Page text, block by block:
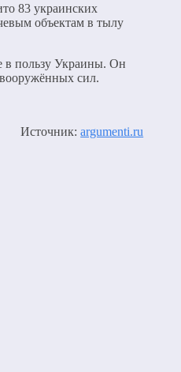
83 украинских
объектам в тылу
в пользу Украины. Он
сил.
Источник:argumenti.ru